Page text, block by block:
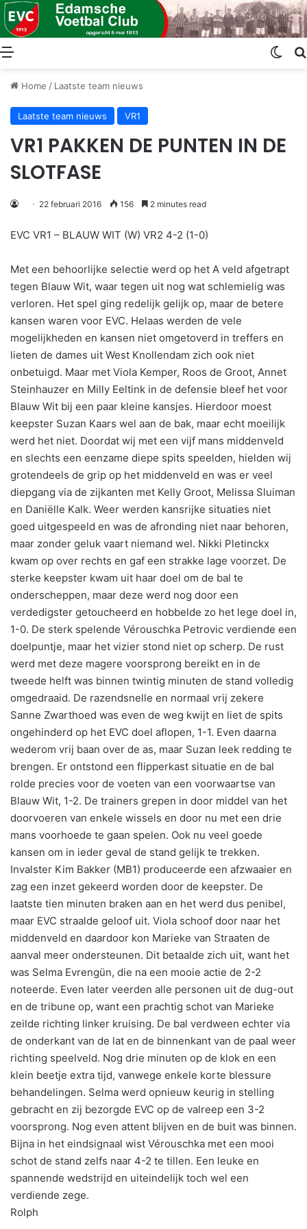
Menu
Home / Laatste team nieuws
Laatste team nieuws VR1
VR1 PAKKEN DE PUNTEN IN DE
SLOTFASE
22 februari 2016 156 2 minutes read
EVC VR1 – BLAUW WIT (W) VR2 4-2 (1-0)
Met een behoorlijke selectie werd op het A veld afgetrapt
tegen Blauw Wit, waar tegen uit nog wat schlemielig was
verloren. Het spel ging redelijk gelijk op, maar de betere
kansen waren voor EVC. Helaas werden de vele
mogelijkheden en kansen niet omgetoverd in treffers en
lieten de dames uit West Knollendam zich ook niet
onbetuigd. Maar met Viola Kemper, Roos de Groot, Annet
Steinhauzer en Milly Eeltink in de defensie bleef het voor
Blauw Wit bij een paar kleine kansjes. Hierdoor moest
keepster Suzan Kaars wel aan de bak, maar echt moeilijk
werd het niet. Doordat wij met een vijf mans middenveld
en slechts een eenzame diepe spits speelden, hielden wij
grotendeels de grip op het middenveld en was er veel
diepgang via de zijkanten met Kelly Groot, Melissa Sluiman
en Daniëlle Kalk. Weer werden kansrijke situaties niet
goed uitgespeeld en was de afronding niet naar behoren,
maar zonder geluk vaart niemand wel. Nikki Pletinckx
kwam op over rechts en gaf een strakke lage voorzet. De
sterke keepster kwam uit haar doel om de bal te
onderscheppen, maar deze werd nog door een
verdedigster getoucheerd en hobbelde zo het lege doel in,
1-0. De sterk spelende Vérouschka Petrovic verdiende een
doelpuntje, maar het vizier stond niet op scherp. De rust
werd met deze magere voorsprong bereikt en in de
tweede helft was binnen twintig minuten de stand volledig
omgedraaid. De razendsnelle en normaal vrij zekere
Sanne Zwarthoed was even de weg kwijt en liet de spits
ongehinderd op het EVC doel aflopen, 1-1. Even daarna
wederom vrij baan over de as, maar Suzan leek redding te
brengen. Er ontstond een flipperkast situatie en de bal
rolde precies voor de voeten van een voorwaartse van
Blauw Wit, 1-2. De trainers grepen in door middel van het
doorvoeren van enkele wissels en door nu met een drie
mans voorhoede te gaan spelen. Ook nu veel goede
kansen om in ieder geval de stand gelijk te trekken.
Invalster Kim Bakker (MB1) produceerde een afzwaaier en
zag een inzet gekeerd worden door de keepster. De
laatste tien minuten braken aan en het werd dus penibel,
maar EVC straalde geloof uit. Viola schoof door naar het
middenveld en daardoor kon Marieke van Straaten de
aanval meer ondersteunen. Dit betaalde zich uit, want het
was Selma Evrengün, die na een mooie actie de 2-2
noteerde. Even later veerden alle personen uit de dug-out
en de tribune op, want een prachtig schot van Marieke
zeilde richting linker kruising. De bal verdween echter via
de onderkant van de lat en de binnenkant van de paal weer
richting speelveld. Nog drie minuten op de klok en een
klein beetje extra tijd, vanwege enkele korte blessure
behandelingen. Selma werd opnieuw keurig in stelling
gebracht en zij bezorgde EVC op de valreep een 3-2
voorsprong. Nog even attent blijven en de buit was binnen.
Bijna in het eindsignaal wist Vérouschka met een mooi
schot de stand zelfs naar 4-2 te tillen. Een leuke en
spannende wedstrijd en uiteindelijk toch wel een
verdiende zege.
Rolph